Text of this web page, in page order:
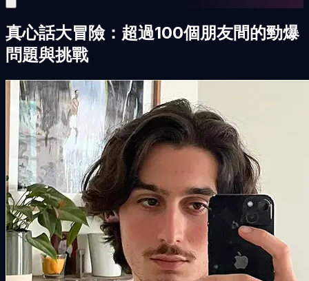
真心話大冒險：超過100個朋友間的勁爆
問題與挑戰